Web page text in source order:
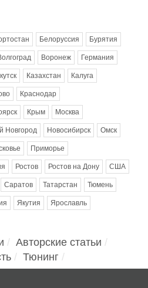
Белоруссия Бурятия
Воронеж Германия
Казахстан Калуга
Краснодар
Крым Москва
Новгород Новосибирск Омск
Приморье
Ростов Ростов на Дону США
Саратов Татарстан Тюмень
Якутия Ярославль
Авторские статьи
Тюнинг